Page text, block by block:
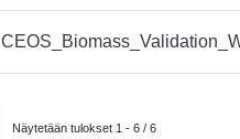
Näytetään tulokset 1 - 6 / 6